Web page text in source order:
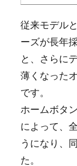
従来モデル
ーズが長年
と、さらに
薄くなった
です。
ホームボタ
によって、
うになり、
た。